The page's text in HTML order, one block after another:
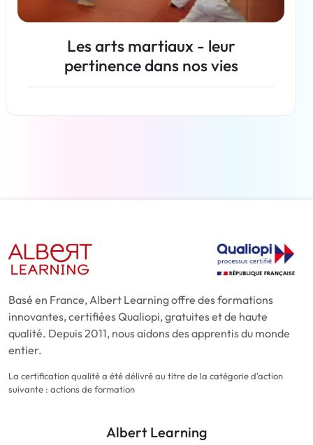
Les arts martiaux - leur
pertinence dans nos vies
Basé en France, Albert Learning offre des formations
innovantes, certifiées Qualiopi, gratuites et de haute
qualité. Depuis 2011, nous aidons des apprentis du monde
entier.
La certification qualité a été délivré au titre de la catégorie d'action
suivante : actions de formation
Albert Learning